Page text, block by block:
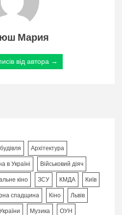
Мария
від автора →
Архітектура
в Україні Військовий діяч
кіно ЗСУ КМДА Київ
спадщина Кіно Львів
Музика ОУН